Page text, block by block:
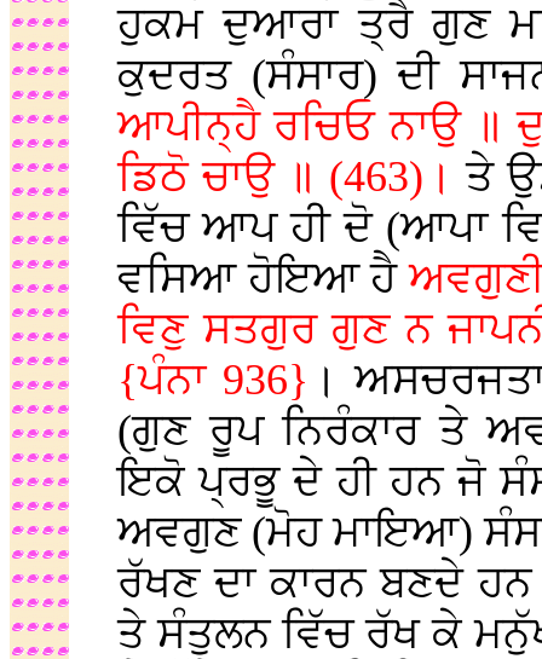
ਹੁਕਮ ਦੁਆਰਾ ਤ੍ਰੈ ਗੁਣ
ਕੁਦਰਤ (ਸੰਸਾਰ) ਦੀ
ਆਪੀਨ੍ਹੈ ਰਚਿਓ ਨਾਉ ॥
ਡਿਠੋ ਚਾਉ ॥ (463)।ਤੇ
ਵਿੱਚ ਆਪ ਹੀ ਦੋ (ਆਪਾ
ਵਸਿਆ ਹੋਇਆ ਹੈ
ਵਿਣੁ ਸਤਗੁਰ ਗੁਣ ਨ
{ਪੰਨਾ 936} ।
(ਗੁਣ ਰੂਪ ਨਿਰੰਕਾਰ ਤੇ
ਇਕੋ ਪ੍ਰਭੂ ਦੇ ਹੀ ਹਨ ਜੋ
ਅਵਗੁਣ (ਮੋਹ ਮਾਇਆ)
ਰੱਖਣ ਦਾ ਕਾਰਨ ਬਣਦੇ
ਤੇ ਸੰਤੁਲਨ ਵਿੱਚ ਰੱਖ ਕੇ